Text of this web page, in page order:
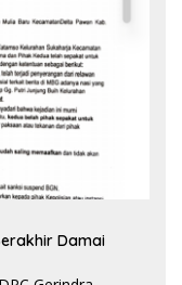
Damai